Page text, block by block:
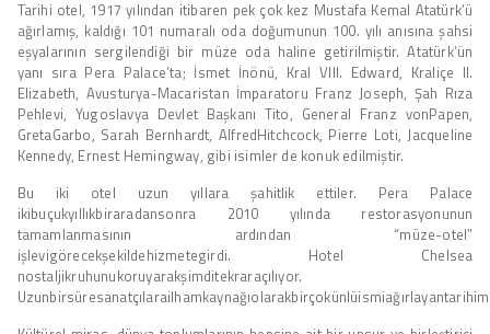
Tarihi otel, 1917 yılından itibaren pek çok kez Mustafa Kemal Atatürk’ü
ağırlamış, kaldığı 101 numaralı oda doğumunun 100. yılı anısına şahsi
eşyalarının sergilendiği bir müze oda haline getirilmiştir. Atatürk’ün
yanı sıra Pera Palace’ta; İsmet İnönü, Kral VIII. Edward, Kraliçe II.
Elizabeth, Avusturya-Macaristan İmparatoru Franz Joseph, Şah Rıza
Pehlevi, Yugoslavya Devlet Başkanı Tito, General Franz vonPapen,
GretaGarbo, Sarah Bernhardt, AlfredHitchcock, Pierre Loti, Jacqueline
Kennedy, Ernest Hemingway, gibi isimler de konuk edilmiştir.
Bu iki otel uzun yıllara şahitlik ettiler. Pera Palace
ikibuçukyıllıkbiraradansonra 2010 yılında restorasyonunun
tamamlanmasının ardından “müze-otel”
işlevigörecekşekildehizmetegirdi. Hotel Chelsea
nostaljikruhunukoruyarakşimditekraraçılıyor.